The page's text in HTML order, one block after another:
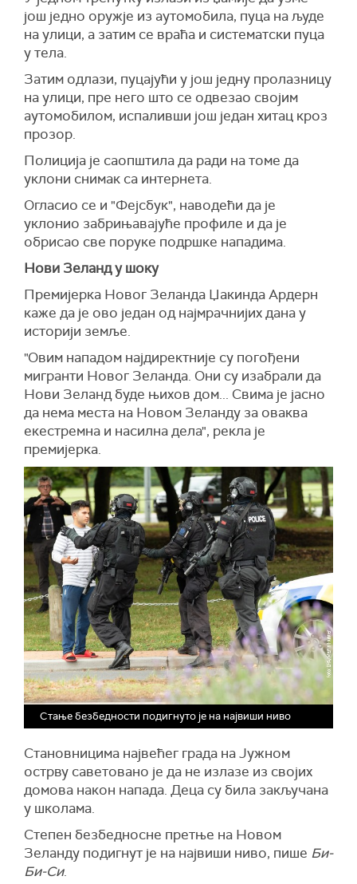
још једно оружје из аутомобила, пуца на људе
на улици, а затим се враћа и систематски пуца
у тела.
Затим одлази, пуцајући у још једну пролазницу
на улици, пре него што се одвезао својим
аутомобилом, испаливши још један хитац кроз
прозор.
Полиција је саопштила да ради на томе да
уклони снимак са интернета.
Огласио се и "Фејсбук", наводећи да је
уклонио забрињавајуће профиле и да је
обрисао све поруке подршке нападима.
Нови Зеланд у шоку
Премијерка Новог Зеланда Џакинда Ардерн
каже да је ово један од најмрачнијих дана у
историји земље.
"Овим нападом најдиректније су погођени
мигранти Новог Зеланда. Они су изабрали да
Нови Зеланд буде њихов дом... Свима је јасно
да нема места на Новом Зеланду за оваква
екестремна и насилна дела", рекла је
премијерка.
Стање безбедности подигнуто је на највиши ниво
Становницима највећег града на Јужном
острву саветовано је да не излазе из својих
домова након напада. Деца су била закључана
у школама.
Степен безбедносне претње на Новом
Зеланду подигнут је на највиши ниво, пише Би-
Би-Си.